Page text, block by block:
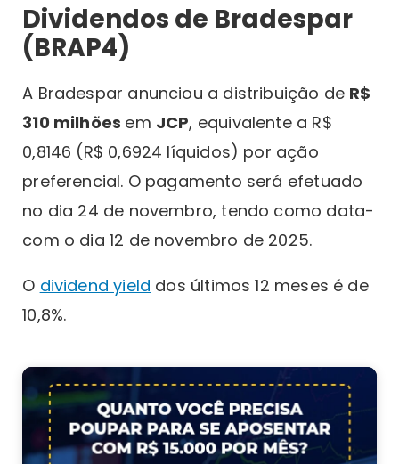
Dividendos de Bradespar
(BRAP4)
A Bradespar anunciou a distribuição de R$
310 milhões em JCP, equivalente a R$
0,8146 (R$ 0,6924 líquidos) por ação
preferencial. O pagamento será efetuado
no dia 24 de novembro, tendo como data-
com o dia 12 de novembro de 2025.
O dividend yield dos últimos 12 meses é de
10,8%.